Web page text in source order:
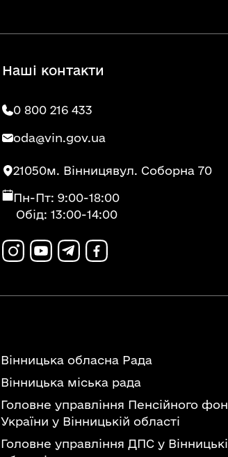
Наші контакти
0 800 216 433
oda@vin.gov.ua
21050м. Вінницявул. Соборна 70
Пн-Пт: 9:00-18:00
Обід: 13:00-14:00
Вінницька обласна Рада
Вінницька міська рада
Головне управління Пенсійного
України у Вінницькій області
Головне управління ДПС у